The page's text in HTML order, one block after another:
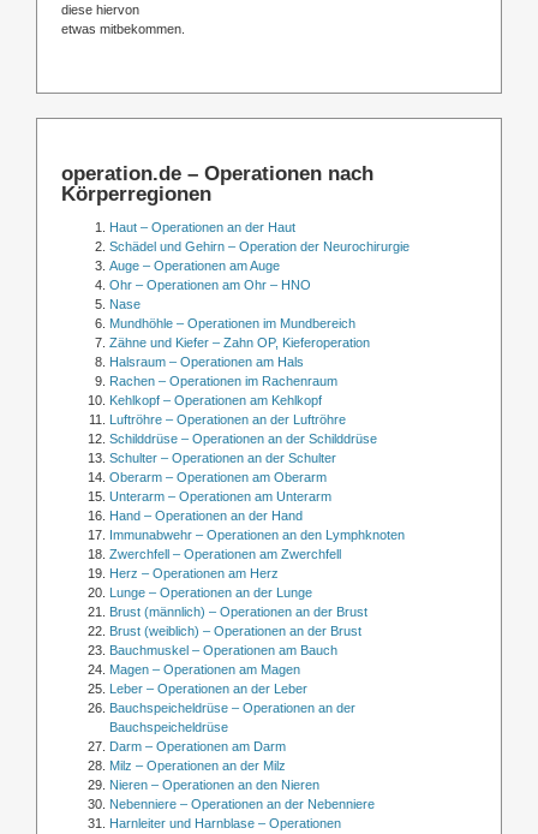
diese hiervon
etwas mitbekommen.
operation.de – Operationen nach
Körperregionen
Haut – Operationen an der Haut
Schädel und Gehirn – Operation der Neurochirurgie
Auge – Operationen am Auge
Ohr – Operationen am Ohr – HNO
Nase
Mundhöhle – Operationen im Mundbereich
Zähne und Kiefer – Zahn OP, Kieferoperation
Halsraum – Operationen am Hals
Rachen – Operationen im Rachenraum
Kehlkopf – Operationen am Kehlkopf
Luftröhre – Operationen an der Luftröhre
Schilddrüse – Operationen an der Schilddrüse
Schulter – Operationen an der Schulter
Oberarm – Operationen am Oberarm
Unterarm – Operationen am Unterarm
Hand – Operationen an der Hand
Immunabwehr – Operationen an den Lymphknoten
Zwerchfell – Operationen am Zwerchfell
Herz – Operationen am Herz
Lunge – Operationen an der Lunge
Brust (männlich) – Operationen an der Brust
Brust (weiblich) – Operationen an der Brust
Bauchmuskel – Operationen am Bauch
Magen – Operationen am Magen
Leber – Operationen an der Leber
Bauchspeicheldrüse – Operationen an der
Bauchspeicheldrüse
Darm – Operationen am Darm
Milz – Operationen an der Milz
Nieren – Operationen an den Nieren
Nebenniere – Operationen an der Nebenniere
Harnleiter und Harnblase – Operationen